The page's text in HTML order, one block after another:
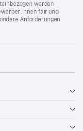
werden
fair und
Anforderungen